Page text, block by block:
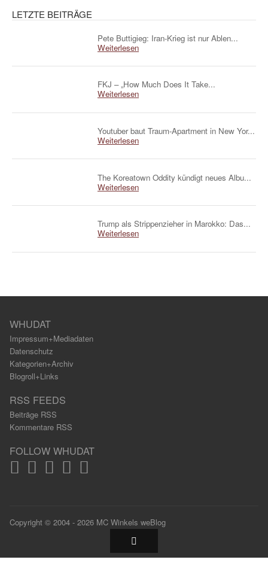
LETZTE BEITRÄGE
Pete Buttigieg: Iran-Krieg ist nur Ablen...
Weiterlesen
FKJ – „How Much Does It Take...
Weiterlesen
Youtuber baut Traum-Apartment in New Yor...
Weiterlesen
The Koreatown Oddity kündigt neues Albu...
Weiterlesen
Trump als Strippenzieher in Marokko: Das...
Weiterlesen
WHUDAT
Impressum+Mediadaten
Datenschutz
Kategorien+Archiv
Blogroll+Links
RSS FEEDS
Beiträge RSS
Kommentare RSS
FOLLOW WHUDAT
Copyright © 2004 - 2026 MC Winkels weBlog